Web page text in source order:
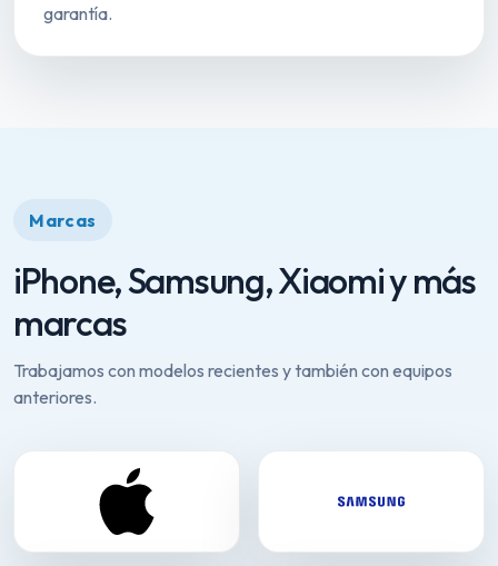
garantía.
Marcas
iPhone, Samsung, Xiaomi y más
marcas
Trabajamos con modelos recientes y también con equipos
anteriores.